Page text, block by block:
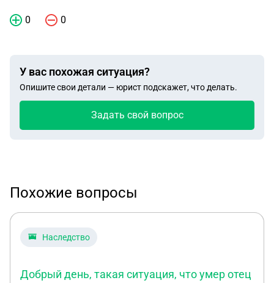
0 0
У вас похожая ситуация?
Опишите свои детали — юрист подскажет, что делать.
Задать свой вопрос
Похожие вопросы
Наследство
Добрый день, такая ситуация, что умер отец